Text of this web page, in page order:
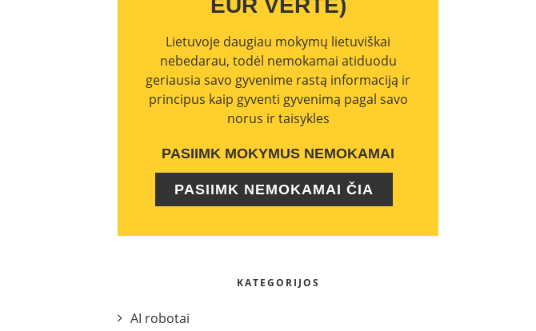
EUR VERTĖ)
Lietuvoje daugiau mokymų lietuviškai
nebedarau, todėl nemokamai atiduodu
geriausia savo gyvenime rastą informaciją ir
principus kaip gyventi gyvenimą pagal savo
norus ir taisykles
PASIIMK MOKYMUS NEMOKAMAI
PASIIMK NEMOKAMAI ČIA
KATEGORIJOS
AI robotai